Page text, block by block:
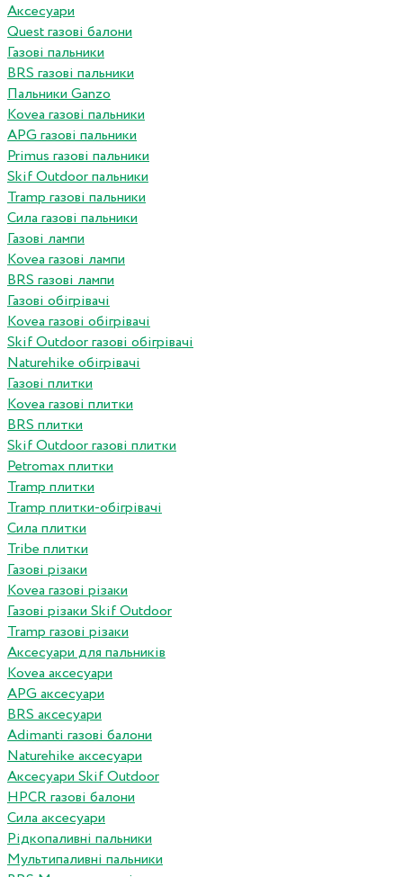
Аксесуари
Quest газові балони
Газові пальники
BRS газові пальники
Пальники Ganzo
Kovea газові пальники
APG газові пальники
Primus газові пальники
Skif Outdoor пальники
Tramp газові пальники
Сила газові пальники
Газові лампи
Kovea газові лампи
BRS газові лампи
Газові обігрівачі
Kovea газові обігрівачі
Skif Outdoor газові обігрівачі
Naturehike обігрівачі
Газові плитки
Kovea газові плитки
BRS плитки
Skif Outdoor газові плитки
Petromax плитки
Tramp плитки
Tramp плитки-обігрівачі
Сила плитки
Tribe плитки
Газові різаки
Kovea газові різаки
Газові різаки Skif Outdoor
Tramp газові різаки
Аксесуари для пальників
Kovea аксесуари
APG аксесуари
BRS аксесуари
Adimanti газові балони
Naturehike аксесуари
Аксесуари Skif Outdoor
HPCR газові балони
Сила аксесуари
Рідкопаливні пальники
Мультипаливні пальники